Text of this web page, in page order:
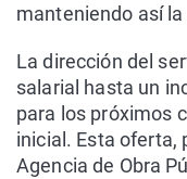
manteniendo así
La dirección del
salarial hasta un
para los próximos
inicial. Esta oferta,
Agencia de Obra